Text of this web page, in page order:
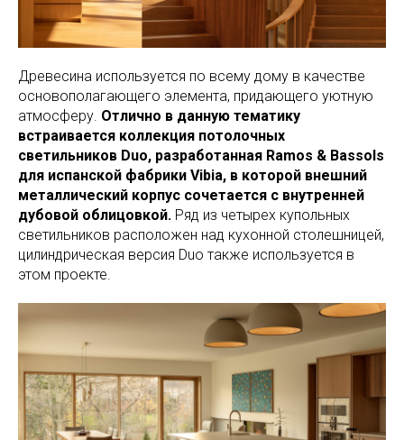
Древесина используется по всему дому в качестве
основополагающего элемента, придающего уютную
атмосферу. Отлично в данную тематику
встраивается коллекция потолочных
светильников Duo, разработанная Ramos & Bassols
для испанской фабрики Vibia, в которой внешний
металлический корпус сочетается с внутренней
дубовой облицовкой. Ряд из четырех купольных
светильников расположен над кухонной столешницей,
цилиндрическая версия Duo также используется в
этом проекте.